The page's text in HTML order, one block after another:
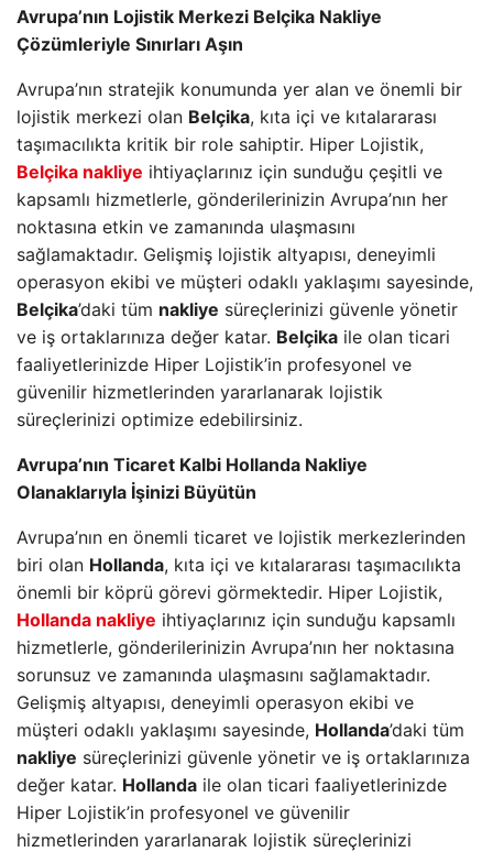
Avrupa’nın Lojistik Merkezi Belçika Nakliye
Çözümleriyle Sınırları Aşın
Avrupa’nın stratejik konumunda yer alan ve önemli bir
lojistik merkezi olan Belçika, kıta içi ve kıtalararası
taşımacılıkta kritik bir role sahiptir. Hiper Lojistik,
Belçika nakliye ihtiyaçlarınız için sunduğu çeşitli ve
kapsamlı hizmetlerle, gönderilerinizin Avrupa’nın her
noktasına etkin ve zamanında ulaşmasını
sağlamaktadır. Gelişmiş lojistik altyapısı, deneyimli
operasyon ekibi ve müşteri odaklı yaklaşımı sayesinde,
Belçika’daki tüm nakliye süreçlerinizi güvenle yönetir
ve iş ortaklarınıza değer katar. Belçika ile olan ticari
faaliyetlerinizde Hiper Lojistik’in profesyonel ve
güvenilir hizmetlerinden yararlanarak lojistik
süreçlerinizi optimize edebilirsiniz.
Avrupa’nın Ticaret Kalbi Hollanda Nakliye
Olanaklarıyla İşinizi Büyütün
Avrupa’nın en önemli ticaret ve lojistik merkezlerinden
biri olan Hollanda, kıta içi ve kıtalararası taşımacılıkta
önemli bir köprü görevi görmektedir. Hiper Lojistik,
Hollanda nakliye ihtiyaçlarınız için sunduğu kapsamlı
hizmetlerle, gönderilerinizin Avrupa’nın her noktasına
sorunsuz ve zamanında ulaşmasını sağlamaktadır.
Gelişmiş altyapısı, deneyimli operasyon ekibi ve
müşteri odaklı yaklaşımı sayesinde, Hollanda’daki tüm
nakliye süreçlerinizi güvenle yönetir ve iş ortaklarınıza
değer katar. Hollanda ile olan ticari faaliyetlerinizde
Hiper Lojistik’in profesyonel ve güvenilir
hizmetlerinden yararlanarak lojistik süreçlerinizi